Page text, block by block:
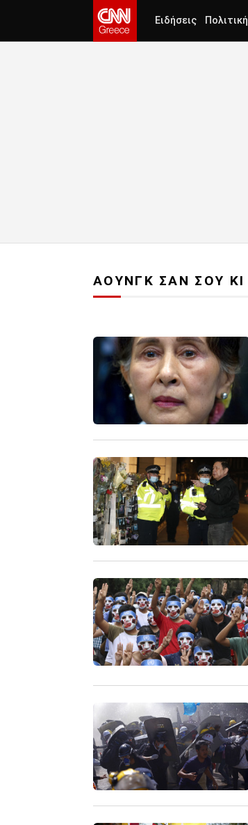
Ειδήσεις Πολιτική
ΑΟΥΝΓΚ ΣΑΝ ΣΟΥ ΚΙ